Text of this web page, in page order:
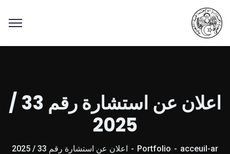
اعلان عن استشارة رقم 33 /
2025
acceuil-ar
Portfolio اعلان عن استشارة رقم 33 / 2025